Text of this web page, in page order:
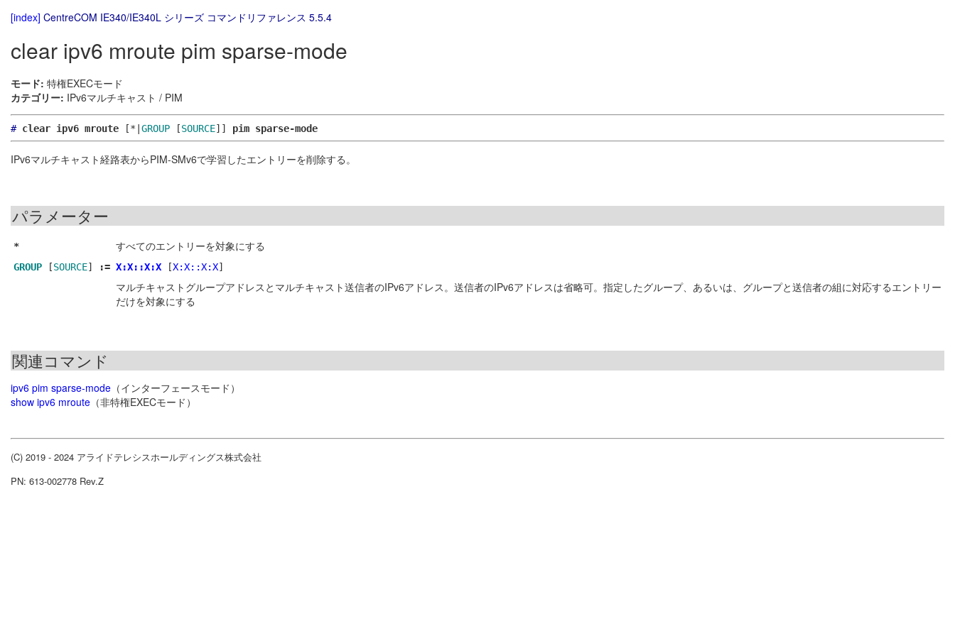
[index] CentreCOM IE340/IE340L シリーズ コマンドリファレンス 5.5.4
clear ipv6 mroute pim sparse-mode
モード: 特権EXECモード
カテゴリー: IPv6マルチキャスト / PIM
# clear ipv6 mroute [*| GROUP [SOURCE]] pim sparse-mode
IPv6マルチキャスト経路表からPIM-SMv6で学習したエントリーを削除する。
パラメーター
* すべてのエントリーを対象にする
GROUP [SOURCE] := X:X::X:X [X:X::X:X]
マルチキャストグループアドレスとマルチキャスト送信者のIPv6アドレス。送信者のIPv6アドレスは省略可。指定したグループ、あるいは、グループと送信者の組に対応するエントリー
だけを対象にする
関連コマンド
ipv6 pim sparse-mode （インターフェースモード）
show ipv6 mroute （非特権EXECモード）
(C) 2019 - 2024 アライドテレシスホールディングス株式会社
PN: 613-002778 Rev.Z